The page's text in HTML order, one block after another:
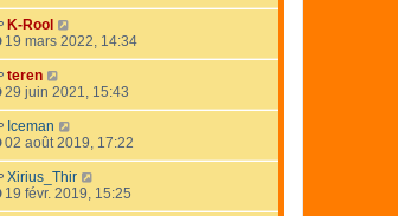
K-Rool
19 mars 2022, 14:34
teren
29 juin 2021, 15:43
Iceman
02 août 2019, 17:22
Xirius_Thir
19 févr. 2019, 15:25